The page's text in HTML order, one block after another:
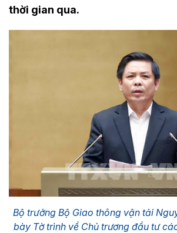
thời gian qua.
Bộ trưởng Bộ Giao thông vận tải
bày Tờ trình về Chủ trương đầu tư